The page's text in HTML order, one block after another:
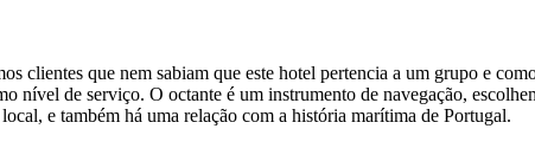
clientes que nem sabiam que este hotel pertencia a um grupo e
nível de serviço. O octante é um instrumento de navegação,
e também há uma relação com a história marítima de Portugal.